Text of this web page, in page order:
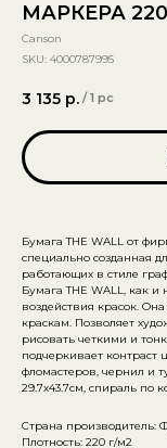
МАРКЕРА
Canson
SKU: 4000787995
3 135 р. / 1 pc
Бумага THE WALL от
специально созданная
работающих в стиле
Бумага THE WALL, как
воздействия красок.
краскам. Позволяет
рисовать четкими и
подчеркивает контраст
фломастеров, чернил и
29.7х43.7см, спираль по
Страна производитель:
Плотность: 220 г/м2